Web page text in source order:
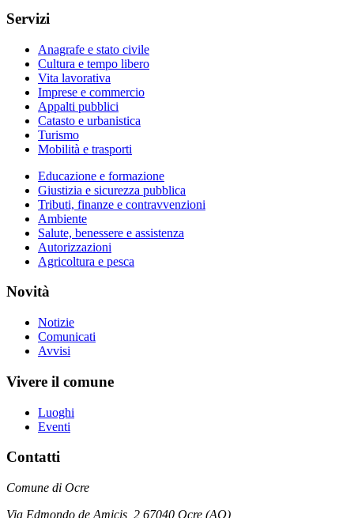
Servizi
Anagrafe e stato civile
Cultura e tempo libero
Vita lavorativa
Imprese e commercio
Appalti pubblici
Catasto e urbanistica
Turismo
Mobilità e trasporti
Educazione e formazione
Giustizia e sicurezza pubblica
Tributi, finanze e contravvenzioni
Ambiente
Salute, benessere e assistenza
Autorizzazioni
Agricoltura e pesca
Novità
Notizie
Comunicati
Avvisi
Vivere il comune
Luoghi
Eventi
Contatti
Comune di Ocre
Via Edmondo de Amicis, 2 67040 Ocre (AQ)